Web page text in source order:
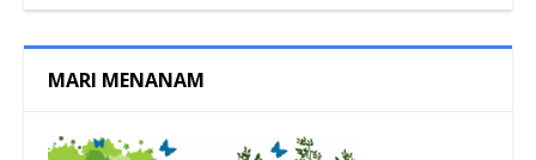
MARI MENANAM